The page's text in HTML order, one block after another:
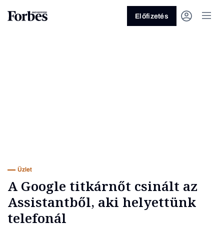
Előfizetés
Üzlet
A Google titkárnőt csinált az
Assistantből, aki helyettünk
telefonál